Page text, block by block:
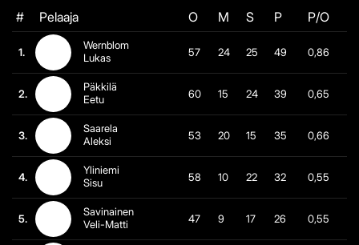
# Pelaaja O M S P P/O
1.
Wernblom
Lukas
57 24 25 49 0,86
2.
Päkkilä
Eetu
60 15 24 39 0,65
3.
Saarela
Aleksi
53 20 15 35 0,66
4.
Yliniemi
Sisu
58 10 22 32 0,55
5.
Savinainen
Veli-Matti
47 9 17 26 0,55